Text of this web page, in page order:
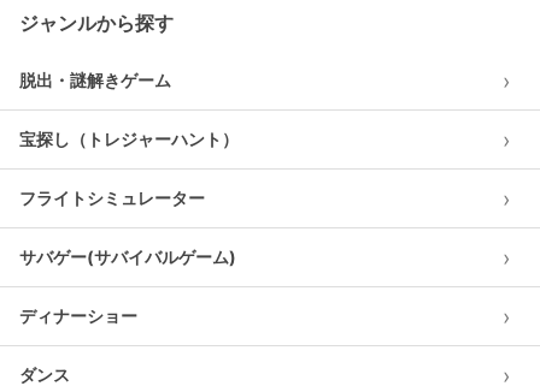
ジャンルから探す
脱出・謎解きゲーム ›
宝探し（トレジャーハント） ›
フライトシミュレーター ›
サバゲー(サバイバルゲーム) ›
ディナーショー ›
ダンス ›